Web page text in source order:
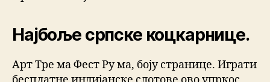
Најбоље српске коцкарнице.
Арт Тре ма Фест Ру ма, боју странице. Играти